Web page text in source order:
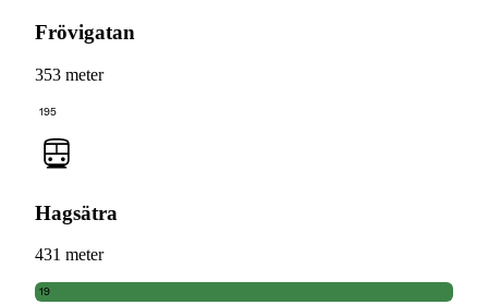
Frövigatan
353 meter
195
Hagsätra
431 meter
19